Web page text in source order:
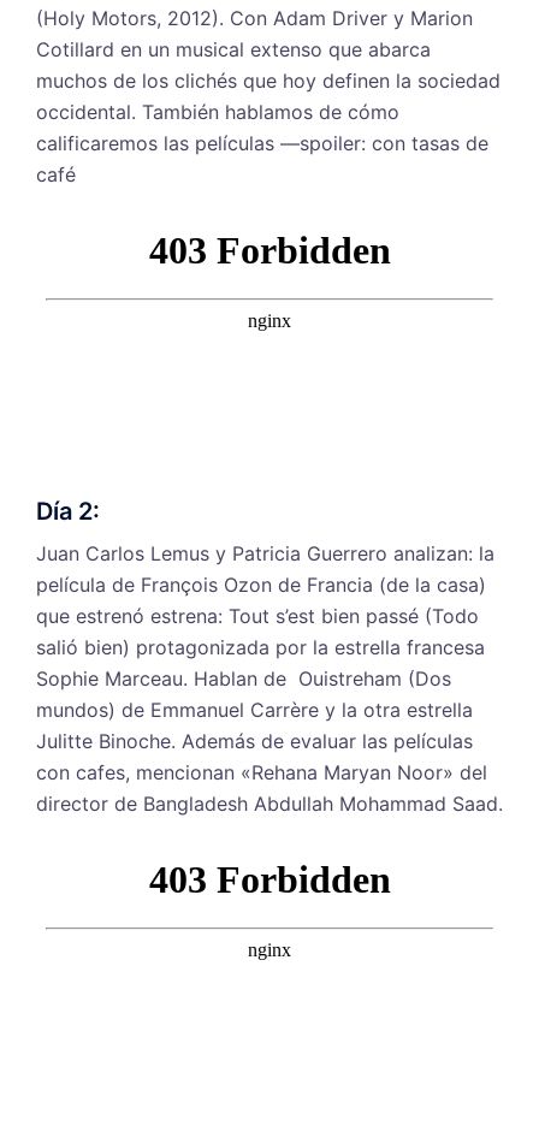
(Holy Motors, 2012). Con Adam Driver y Marion
Cotillard en un musical extenso que abarca
muchos de los clichés que hoy definen la sociedad
occidental. También hablamos de cómo
calificaremos las películas —spoiler: con tasas de
café
Día 2:
Juan Carlos Lemus y Patricia Guerrero analizan: la
película de François Ozon de Francia (de la casa)
que estrenó estrena: Tout s’est bien passé (Todo
salió bien) protagonizada por la estrella francesa
Sophie Marceau. Hablan de Ouistreham (Dos
mundos) de Emmanuel Carrère y la otra estrella
Julitte Binoche. Además de evaluar las películas
con cafes, mencionan «Rehana Maryan Noor» del
director de Bangladesh Abdullah Mohammad Saad.